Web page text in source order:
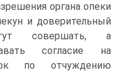
органа опеки
и доверительный
совершать, а
согласие на
по отчуждению